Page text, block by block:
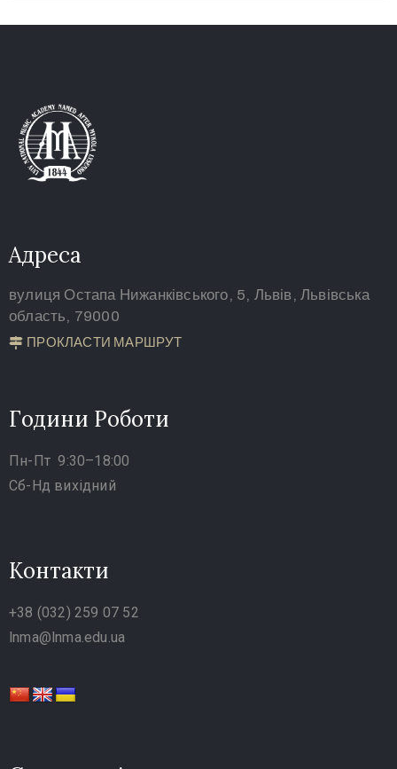
користування
Адреса
вулиця Остапа Нижанківського, 5, Львів, Львівська
область, 79000
ПРОКЛАСТИ МАРШРУТ
Години Роботи
Пн-Пт 9:30–18:00
Сб-Нд вихідний
Контакти
+38 (032) 259 07 52
lnma@lnma.edu.ua